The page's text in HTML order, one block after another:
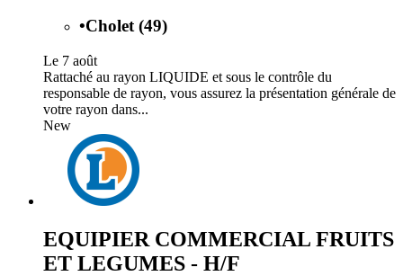
•Cholet (49)
Le 7 août
Rattaché au rayon LIQUIDE et sous le contrôle du
responsable de rayon, vous assurez la présentation générale de
votre rayon dans...
New
EQUIPIER COMMERCIAL FRUITS
ET LEGUMES - H/F